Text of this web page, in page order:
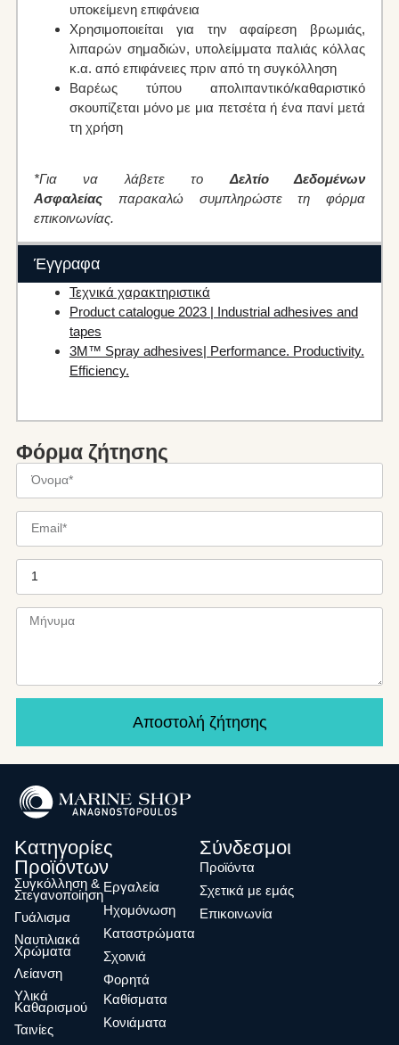
υποκείμενη επιφάνεια
Χρησιμοποιείται για την αφαίρεση βρωμιάς,
λιπαρών σημαδιών, υπολείμματα παλιάς κόλλας
κ.α. από επιφάνειες πριν από τη συγκόλληση
Βαρέως τύπου απολιπαντικό/καθαριστικό
σκουπίζεται μόνο με μια πετσέτα ή ένα πανί μετά
τη χρήση
*Για να λάβετε τοΔελτίο Δεδομένων
Ασφαλείαςπαρακαλώ συμπληρώστε τη φόρμα
επικοινωνίας.
Έγγραφα
Τεχνικά χαρακτηριστικά
Product catalogue 2023 | Industrial adhesives and
tapes
3M™ Spray adhesives| Performance. Productivity.
Efficiency.
Φόρμα ζήτησης
Αποστολή ζήτησης
Κατηγορίες
Προϊόντων
Συγκόλληση &
Στεγανοποίηση
Γυάλισμα
Ναυτιλιακά
Χρώματα
Λείανση
Υλικά
Καθαρισμού
Ταινίες
Eργαλεία
Ηχομόνωση
Καταστρώματα
Σχοινιά
Φορητά
Καθίσματα
Κονιάματα
Σύνδεσμοι
Προϊόντα
Σχετικά με εμάς
Επικοινωνία